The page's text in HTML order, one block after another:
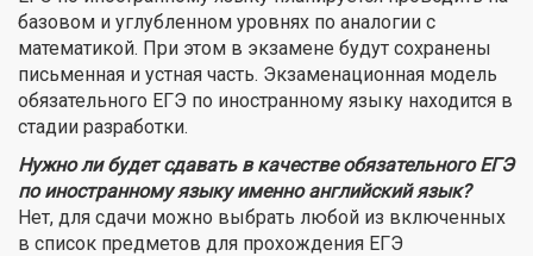
базовом и углубленном уровнях по аналогии с
математикой. При этом в экзамене будут сохранены
письменная и устная часть. Экзаменационная модель
обязательного ЕГЭ по иностранному языку находится в
стадии разработки.
Нужно ли будет сдавать в качестве обязательного ЕГЭ
по иностранному языку именно английский язык?
Нет, для сдачи можно выбрать любой из включенных
в список предметов для прохождения ЕГЭ